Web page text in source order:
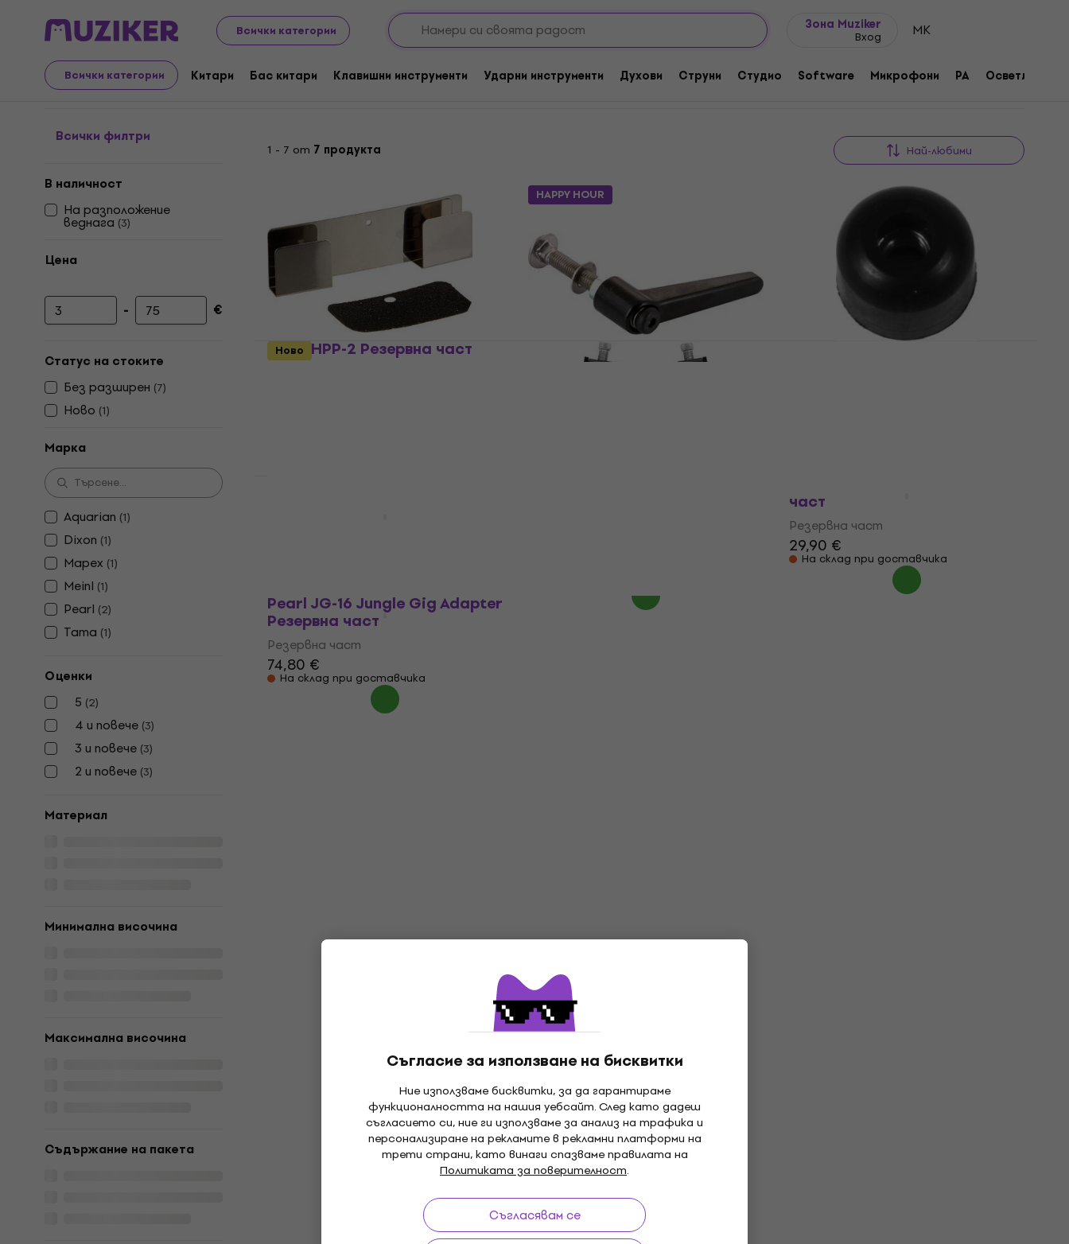
Всички категории
Зона Muziker
Вход MK
Всички категории Китари Бас китари Клавишни инструменти Ударни инструменти Духови Струни Студио Software Микрофони PA Осветление
Съгласие за използване на бисквитки
Ние използваме бисквитки, за да гарантираме
функционалността на нашия уебсайт. След като дадеш
съгласието си, ние ги използваме за анализ на трафика и
персонализиране на рекламите в рекламни платформи на
трети страни, като винаги спазваме правилата на
Политиката за поверителност.
Съгласявам се
Музикални инструменти Ударни инструменти Части и аксесоари за хардуер
Други резервни части за барабани
Всички филтри
В наличност
На разположение
веднага (3)
Цена
Минимална цена
- Максимална цена
€
Статус на стоките
Без pазширен (7)
Ново (1)
Марка
Aquarian (1)
Dixon (1)
Mapex (1)
Meinl (1)
Pearl (2)
Tama (1)
Оценки
5 (2)
4 и повече (3)
3 и повече (3)
2 и повече (3)
Материал
Минимална височина
Максимална височина
Съдържание на пакета
1 - 7 от 7 продукта Най-любими
Pearl HPP-2 Резервна част
HAPPY HOUR
Mapex 3403-938A Резервна
Tama MCM-RNT Star-Cast
Ново
част
Резервна част
29,90 €
На склад при доставчика
Pearl JG-16 Jungle Gig Adapter
Резервна част
Резервна част
74,80 €
На склад при доставчика